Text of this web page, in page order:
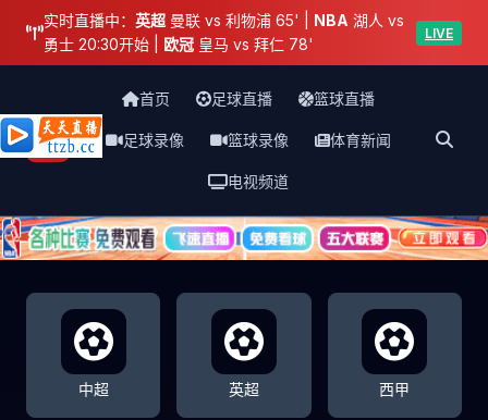
实时直播中： 英超 曼联 vs 利物浦 65' | NBA 湖人 vs
勇士 20:30开始 | 欧冠 皇马 vs 拜仁 78'
LIVE
天天直播网
首页 足球直播 篮球直播
足球录像 篮球录像 体育新闻
电视频道
中超 英超 西甲